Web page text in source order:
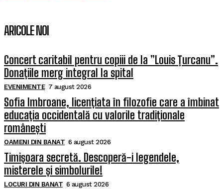
ARICOLE NOI
Concert caritabil pentru copiii de la ”Louis Țurcanu”.
Donațiile merg integral la spital
EVENIMENTE 7 august 2026
Sofia Imbroane, licențiata în filozofie care a îmbinat
educația occidentală cu valorile tradiționale
românești
OAMENI DIN BANAT 6 august 2026
Timișoara secretă. Descoperă-i legendele,
misterele și simbolurile!
LOCURI DIN BANAT 6 august 2026